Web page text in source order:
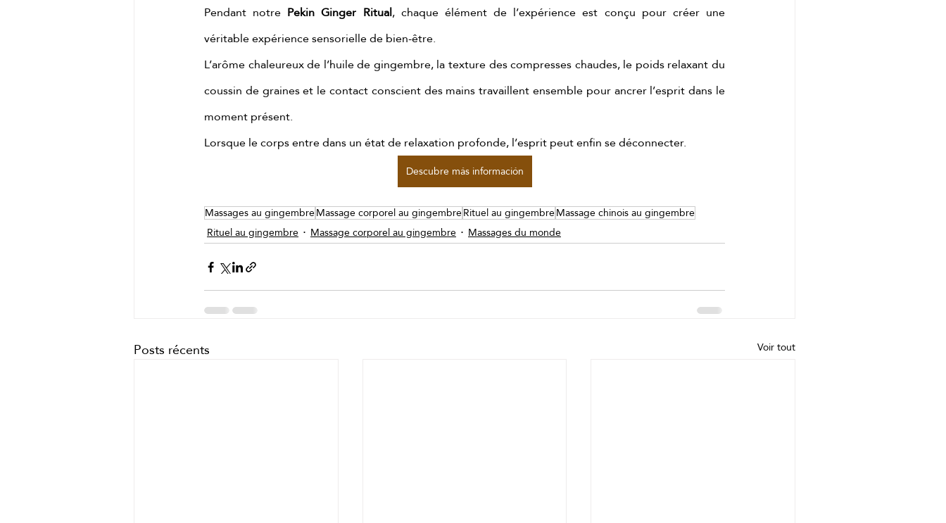
Pendant notre Pekin Ginger Ritual, chaque élément de l’expérience est conçu pour créer une
véritable expérience sensorielle de bien-être.
L’arôme chaleureux de l’huile de gingembre, la texture des compresses chaudes, le poids relaxant du
coussin de graines et le contact conscient des mains travaillent ensemble pour ancrer l’esprit dans le
moment présent.
Lorsque le corps entre dans un état de relaxation profonde, l’esprit peut enfin se déconnecter.
Descubre más información
Massages au gingembreMassage corporel au gingembreRituel au gingembreMassage chinois au gingembre
Rituel au gingembre
Massage corporel au gingembre Massages du monde
Posts récents Voir tout